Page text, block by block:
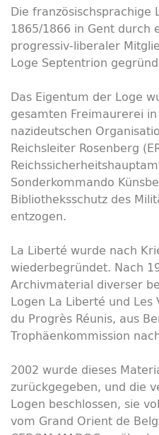
Die französischsprachige
1865/1866 in Gent durch
progressiv-liberaler
Loge Septentrion
Das Eigentum der Loge
gesamten Freimaurerei
nazideutschen
Reichsleiter Rosenberg
Sonderkommando
Bibliotheksschutz des
entzogen.
La Liberté wurde nach
wiederbegründet. Nach
Archivmaterial diverser
Logen La Liberté und Les
du Progrès Réunis, aus
Trophäenkommission
2002 wurde dieses
zurückgegeben, und die
Logen beschlossen, sie
vom Grand Orient de